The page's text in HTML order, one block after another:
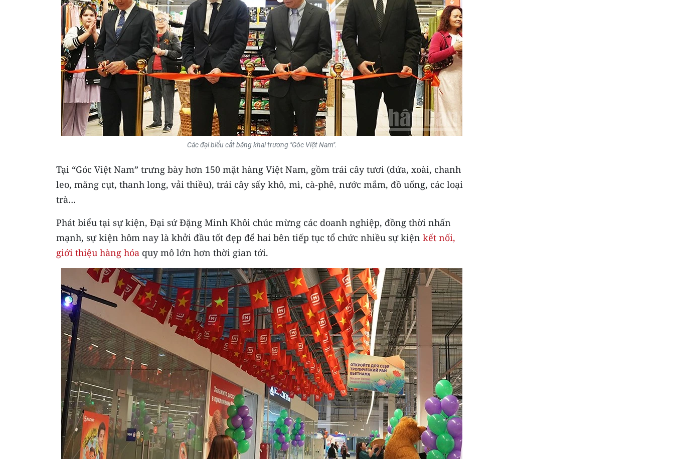
Các đại biểu cắt băng khai trương "Góc Việt Nam".
Tại “Góc Việt Nam” trưng bày hơn 150 mặt hàng Việt Nam, gồm trái cây tươi (dứa, xoài, chanh
leo, măng cụt, thanh long, vải thiều), trái cây sấy khô, mì, cà-phê, nước mắm, đồ uống, các loại
trà…
Phát biểu tại sự kiện, Đại sứ Đặng Minh Khôi chúc mừng các doanh nghiệp, đồng thời nhấn
mạnh, sự kiện hôm nay là khởi đầu tốt đẹp để hai bên tiếp tục tổ chức nhiều sự kiện kết nối,
giới thiệu hàng hóa quy mô lớn hơn thời gian tới.